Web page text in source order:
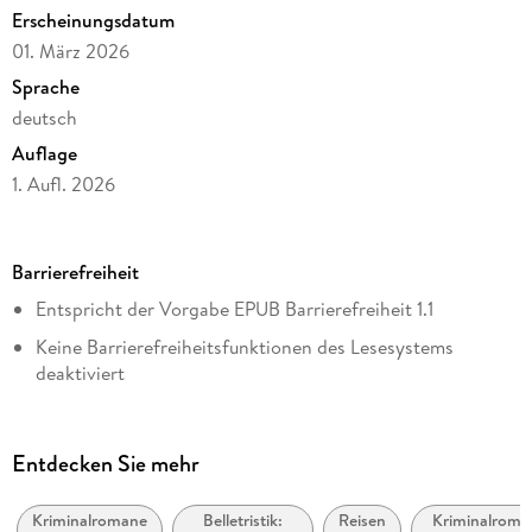
'Ein schöner Regionalkrimi, der Lust auf Berge und Brotzeit
macht. Perfekt für einen gemütlichen Nachmittag auf dem
Sofa oder als leichte Urlaubslektüre.' (alliejamison)
eBooks von beTHRILLED - mörderisch gute Unterhaltung!
Erscheinungsdatum
01. März 2026
Sprache
deutsch
Auflage
1. Aufl. 2026
Dateigröße
1,43 MB
Reihe
Österreich - zum Sterben schön!, 1
Tim Eckhaus
beTHRILLED
Barrierefreiheit
Entspricht der Vorgabe EPUB Barrierefreiheit 1.1
Keine Barrierefreiheitsfunktionen des Lesesystems
deaktiviert
Sprachkennzeichnung vorhanden
Entdecken Sie mehr
Kriminalromane
Belletristik:
Reisen